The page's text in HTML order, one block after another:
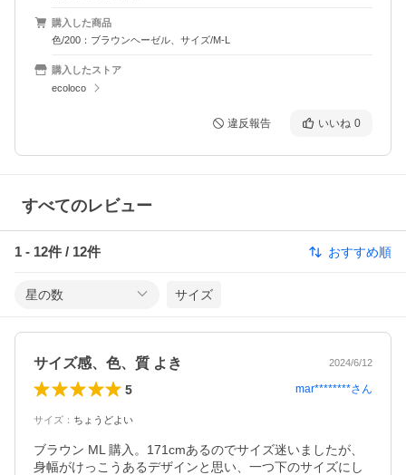
購入した商品
色/200：ブラウンヘーゼル、サイズ/M-L
購入したストア
ecoloco
違反報告 いいね 0
すべてのレビュー
1 - 12件 / 12件 おすすめ順
星の数 サイズ
サイズ感、色、質 よき 2024/6/12
5 mar********さん
サイズ ： ちょうどよい
ブラウン ML 購入。171cmあるのでサイズ迷いましたが、
身幅がけっこうあるデザインと思い、一つ下のサイズにし